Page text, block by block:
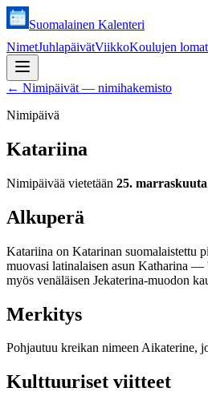
Suomalainen Kalenteri
NimetJuhlapäivätViikkoKoulujen lomat
← Nimipäivät — nimihakemisto
Nimipäivä
Katariina
Nimipäivää vietetään 25. marraskuuta
Alkuperä
Katariina on Katarinan suomalaistettu
muovasi latinalaisen asun Katharina
myös venäläisen Jekaterina-muodon
Merkitys
Pohjautuu kreikan nimeen Aikaterine,
Kulttuuriset viitteet